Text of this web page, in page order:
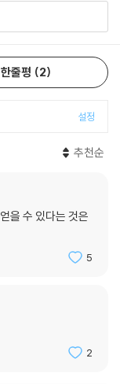
한줄평 2
설정
추천순
을 수 있다는 것은
5
2